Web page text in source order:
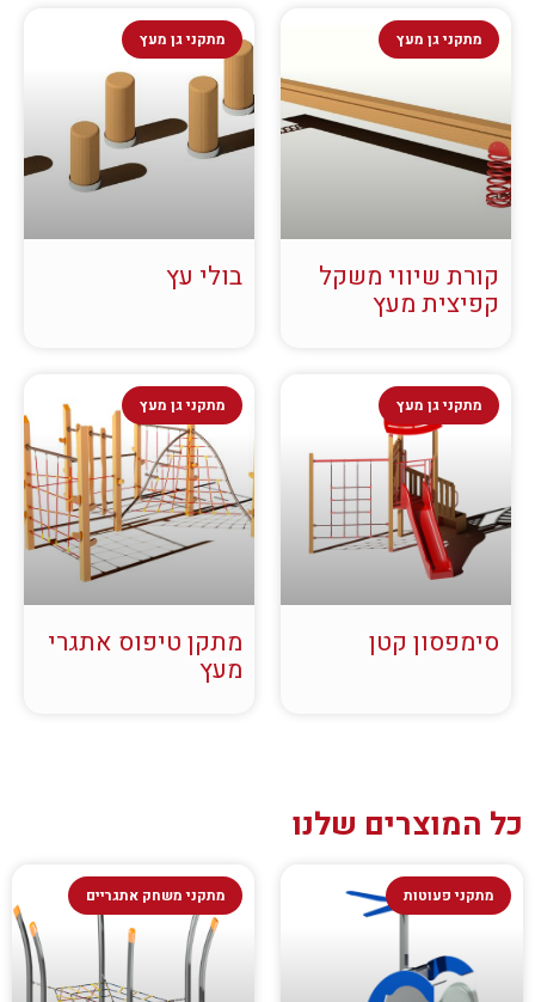
מתקני גן מעץ
קורת שיווי משקל
קפיצית מעץ
מתקני גן מעץ
בולי עץ
מתקני גן מעץ
סימפסון קטן
מתקני גן מעץ
מתקן טיפוס אתגרי
מעץ
כל המוצרים שלנו
מתקני פעוטות מתקני משחק אתגריים